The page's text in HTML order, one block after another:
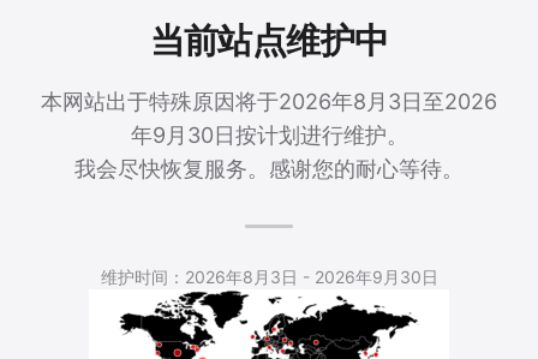
当前站点维护中
本网站出于特殊原因将于2026年8月3日至2026
年9月30日按计划进行维护。
我会尽快恢复服务。感谢您的耐心等待。
维护时间：2026年8月3日 - 2026年9月30日
5,545 Total Pageviews